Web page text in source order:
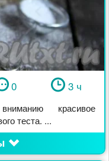
0 3 ч
красивое
теста. ...